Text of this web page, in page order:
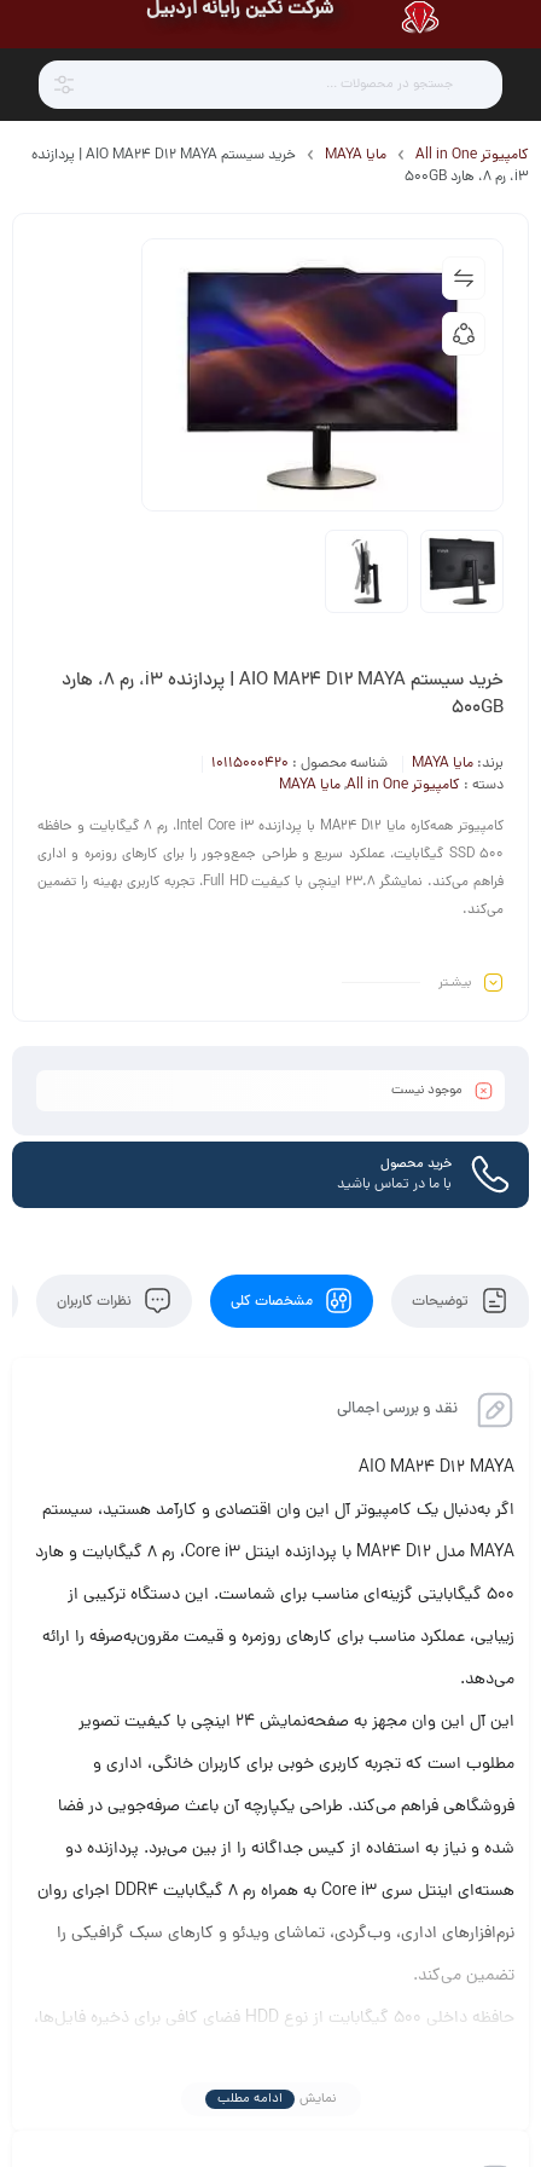
شرکت نگین رایانه اردبیل
کامپیوتر All in One مایا MAYA
خرید سیستم AIO MA24 D12 MAYA | پردازنده
i3، رم 8، هارد 500GB
خرید سیستم AIO MA24 D12 MAYA | پردازنده i3، رم 8، هارد
500GB
برند: مایا MAYA شناسه محصول : 10115000420
دسته : کامپیوتر All in One ,مایا MAYA
کامپیوتر همه‌کاره مایا MA24 D12 با پردازنده Intel Core i3، رم 8 گیگابایت و حافظه
SSD 500 گیگابایت، عملکرد سریع و طراحی جمع‌وجور را برای کارهای روزمره و اداری
فراهم می‌کند. نمایشگر 23.8 اینچی با کیفیت Full HD، تجربه کاربری بهینه را تضمین
می‌کند.
بیشـتر
موجود نیست
خرید محصول
با ما در تماس باشید
توضیحات مشخصات کلی نظرات کاربران
نقد و بررسی اجمالی
AIO MA24 D12 MAYA
اگر به‌دنبال یک کامپیوتر آل این وان اقتصادی و کارآمد هستید، سیستم
MAYA مدل MA24 D12 با پردازنده اینتل Core i3، رم ۸ گیگابایت و هارد
۵۰۰ گیگابایتی گزینه‌ای مناسب برای شماست. این دستگاه ترکیبی از
زیبایی، عملکرد مناسب برای کارهای روزمره و قیمت مقرون‌به‌صرفه را ارائه
می‌دهد.
این آل این وان مجهز به صفحه‌نمایش ۲۴ اینچی با کیفیت تصویر
مطلوب است که تجربه کاربری خوبی برای کاربران خانگی، اداری و
فروشگاهی فراهم می‌کند. طراحی یکپارچه آن باعث صرفه‌جویی در فضا
شده و نیاز به استفاده از کیس جداگانه را از بین می‌برد. پردازنده دو
هسته‌ای اینتل سری Core i3 به همراه رم ۸ گیگابایت DDR4 اجرای روان
نرم‌افزارهای اداری، وب‌گردی، تماشای ویدئو و کارهای سبک گرافیکی را
تضمین می‌کند.
حافظه داخلی ۵۰۰ گیگابایت از نوع HDD فضای کافی برای ذخیره فایل‌ها،
نمایش ادامه مطلب